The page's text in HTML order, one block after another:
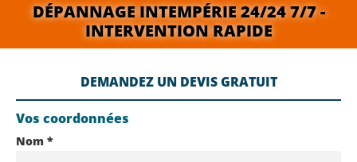
DÉPANNAGE INTEMPÉRIE 24/24 7/7 -
INTERVENTION RAPIDE
DEMANDEZ UN DEVIS GRATUIT
Vos coordonnées
Nom *